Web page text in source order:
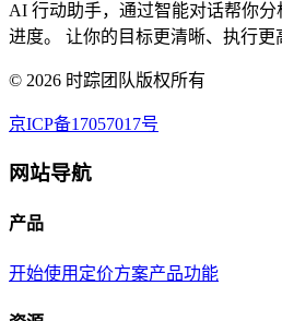
AI 行动助手，通过智能对话帮你
进度。 让你的目标更清晰、执行更
© 2026 时踪团队版权所有
京ICP备17057017号
网站导航
产品
开始使用 定价方案产品功能